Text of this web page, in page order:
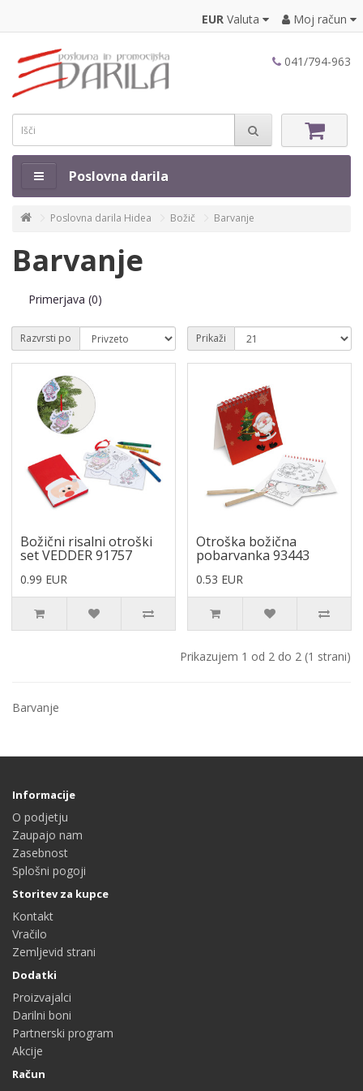
EUR Valuta Moj račun
041/794-963
Poslovna darila
Poslovna darila Hidea Božič Barvanje
Barvanje
Primerjava (0)
Razvrsti po Prikaži
Božični risalni otroški
set VEDDER 91757
0.99 EUR
Otroška božična
pobarvanka 93443
0.53 EUR
Prikazujem 1 od 2 do 2 (1 strani)
Barvanje
Informacije
O podjetju
Zaupajo nam
Zasebnost
Splošni pogoji
Storitev za kupce
Kontakt
Vračilo
Zemljevid strani
Dodatki
Proizvajalci
Darilni boni
Partnerski program
Akcije
Račun